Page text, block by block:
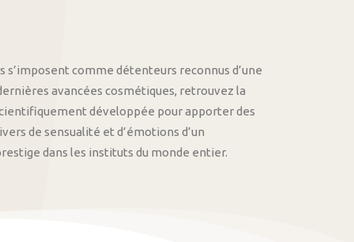
s’imposent comme détenteurs reconnus d’une
avancées cosmétiques, retrouvez la
développée pour apporter des
de sensualité et d’émotions d’un
dans les instituts du monde entier.